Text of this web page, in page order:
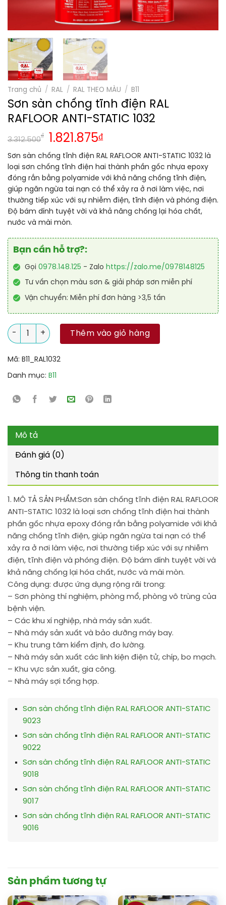
Trang chủ / RAL / RAL THEO MÀU / B11
Sơn sàn chống tĩnh điện RAL
RAFLOOR ANTI-STATIC 1032
3.312.500
₫ 1.821.875₫
Sơn sàn chống tĩnh điện RAL RAFLOOR ANTI-STATIC 1032 là
loại sơn chống tĩnh điện hai thành phần gốc nhựa epoxy
đóng rắn bằng polyamide với khả năng chống tĩnh điện,
giúp ngăn ngừa tai nạn có thể xảy ra ở nơi làm việc, nơi
thường tiếp xúc với sự nhiễm điện, tĩnh điện và phóng điện.
Độ bám dính tuyệt vời và khả năng chống lại hóa chất,
nước và mài mòn.
Bạn cần hỗ trợ?:
Gọi 0978.148.125 - Zalo https://zalo.me/0978148125
Tư vấn chọn màu sơn & giải pháp sơn miễn phí
Vận chuyển: Miễn phí đơn hàng >3,5 tấn
Sơn sàn chống tĩnh điện RAL RAFLOOR ANTI-STATIC 1032 số
Thêm vào giỏ hàng
Mã: B11_RAL1032
Danh mục: B11
Mô tả
Đánh giá (0)
Thông tin thanh toán
1. MÔ TẢ SẢN PHẨM:Sơn sàn chống tĩnh điện RAL RAFLOOR
ANTI-STATIC 1032 là loại sơn chống tĩnh điện hai thành
phần gốc nhựa epoxy đóng rắn bằng polyamide với khả
năng chống tĩnh điện, giúp ngăn ngừa tai nạn có thể
xảy ra ở nơi làm việc, nơi thường tiếp xúc với sự nhiễm
điện, tĩnh điện và phóng điện. Độ bám dính tuyệt vời và
khả năng chống lại hóa chất, nước và mài mòn.
Công dụng: được ứng dụng rộng rãi trong:
– Sơn phòng thí nghiệm, phòng mổ, phòng vô trùng của
bệnh viện.
– Các khu xí nghiệp, nhà máy sản xuất.
– Nhà máy sản xuất và bảo dưỡng máy bay.
– Khu trung tâm kiểm định, đo lường.
– Nhà máy sản xuất các linh kiện điện tử, chíp, bo mạch.
– Khu vực sản xuất, gia công.
– Nhà máy sợi tổng hợp.
Sơn sàn chống tĩnh điện RAL RAFLOOR ANTI-STATIC
9023
Sơn sàn chống tĩnh điện RAL RAFLOOR ANTI-STATIC
9022
Sơn sàn chống tĩnh điện RAL RAFLOOR ANTI-STATIC
9018
Sơn sàn chống tĩnh điện RAL RAFLOOR ANTI-STATIC
9017
Sơn sàn chống tĩnh điện RAL RAFLOOR ANTI-STATIC
9016
Sản phẩm tương tự